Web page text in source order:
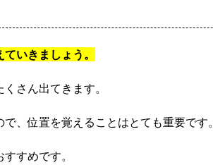
いきましょう。
さん出てきます。
、位置を覚えることはとても重要です。
すめです。